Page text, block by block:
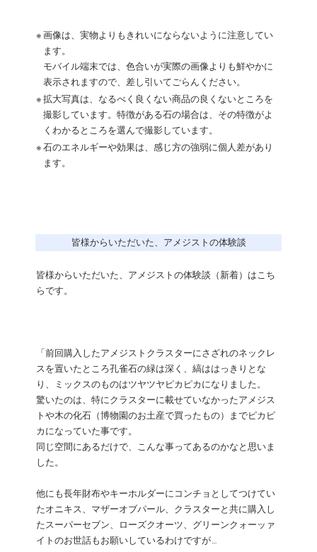
※ 画像は、実物よりもきれいにならないように注意してい
ます。
モバイル端末では、色合いが実際の画像よりも鮮やかに
表示されますので、差し引いてごらんください。
※ 拡大写真は、なるべく良くない商品の良くないところを
撮影しています。特徴がある石の場合は、その特徴がよ
くわかるところを選んで撮影しています。
※ 石のエネルギーや効果は、感じ方の強弱に個人差があり
ます。
皆様からいただいた、アメジストの体験談
皆様からいただいた、アメジストの体験談（新着）はこち
らです。
「前回購入したアメジストクラスターにさざれのネックレ
スを置いたところ孔雀石の緑は深く、縞ははっきりとな
り、ミックスのものはツヤツヤピカピカになりました。
驚いたのは、特にクラスターに載せていなかったアメジス
トや木の化石（博物園のお土産で買ったもの）までピカピ
カになっていた事です。
同じ空間にあるだけで、こんな事ってあるのかなと思いま
した。
他にも長年財布やキーホルダーにコンチョとしてつけてい
たオニキス、マザーオブパール、クラスターと共に購入し
たスーパーセブン、ローズクオーツ、グリーンクォーッァ
イトのお世話もお願いしているわけですが…